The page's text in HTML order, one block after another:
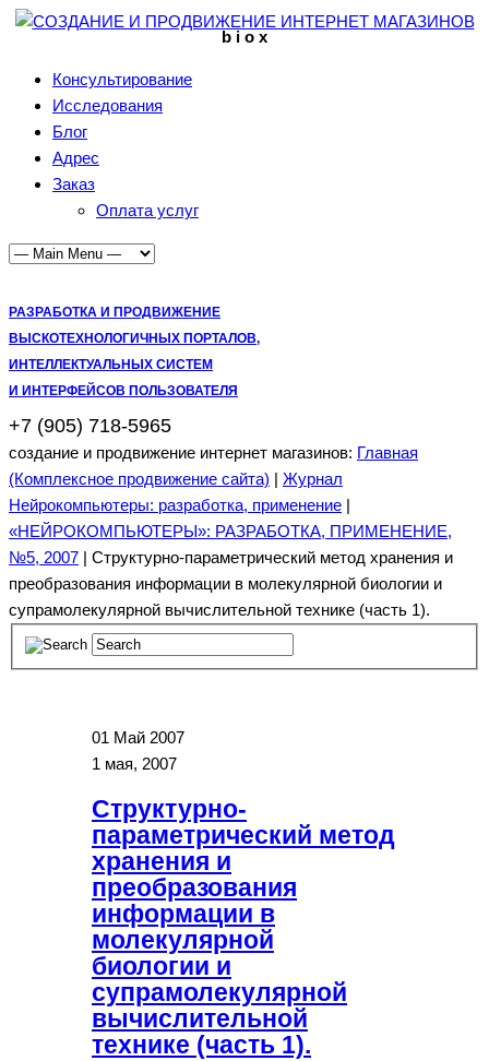
b i o x
Консультирование
Исследования
Блог
Адрес
Заказ
Оплата услуг
РАЗРАБОТКА И ПРОДВИЖЕНИЕ
ВЫСКОТЕХНОЛОГИЧНЫХ ПОРТАЛОВ,
ИНТЕЛЛЕКТУАЛЬНЫХ СИСТЕМ
И ИНТЕРФЕЙСОВ ПОЛЬЗОВАТЕЛЯ
+7 (905) 718-5965
создание и продвижение интернет магазинов: Главная
(Комплексное продвижение сайта) | Журнал
Нейрокомпьютеры: разработка, применение |
«НЕЙРОКОМПЬЮТЕРЫ»: РАЗРАБОТКА, ПРИМЕНЕНИЕ,
№5, 2007 | Структурно-параметрический метод хранения и
преобразования информации в молекулярной биологии и
супрамолекулярной вычислительной технике (часть 1).
01 Май 2007
1 мая, 2007
Структурно-
параметрический метод
хранения и
преобразования
информации в
молекулярной
биологии и
супрамолекулярной
вычислительной
технике (часть 1).